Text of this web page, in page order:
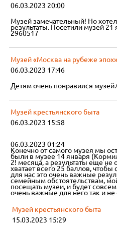
06.03.2023 20:00
Музей замечательный! Но
результаты. Посетили музей 21
2960517
Музей «Москва на рубеже эпох»
06.03.2023 17:46
Детям очень понравился
Музей крестьянского быта
06.03.2023 15:58
06.03.2023 01:24
Конечно от самого музея мы
были в музее 14 января
2! месяца, а результаты еще
хватает всего 25 баллов,
для нас это очень важные
семейным обстоятельствам,
посещать музеи, и будет
очень важные для него так и
Музей крестьянского быта
15.03.2023 15:29